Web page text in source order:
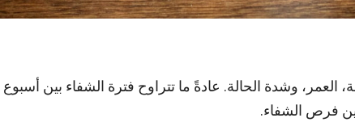
العمر، وشدة الحالة. عادةً ما تتراوح فترة الشفاء بين أسبوع
فرص الشفاء.